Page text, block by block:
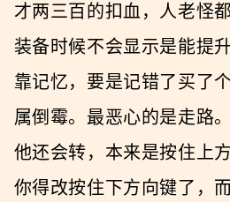
才两三百的扣血，人老怪
装备时候不会显示是能提
靠记忆，要是记错了买了
属倒霉。最恶心的是走路
他还会转，本来是按住上
你得改按住下方向键了，